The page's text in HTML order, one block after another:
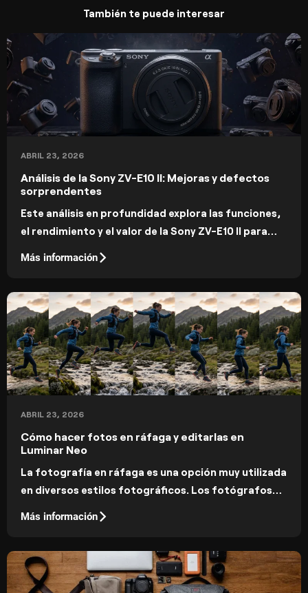
También te puede interesar
ABRIL 23, 2026
Análisis de la Sony ZV-E10 II: Mejoras y defectos
sorprendentes
Este análisis en profundidad explora las funciones,
el rendimiento y el valor de la Sony ZV-E10 II para
Más información
ABRIL 23, 2026
Cómo hacer fotos en ráfaga y editarlas en
Luminar Neo
La fotografía en ráfaga es una opción muy utilizada
en diversos estilos fotográficos. Los fotógrafos
momento perfecto en que se golpea un balón, un
swing. Los fotógrafos callejeros también lo utilizan
para asegurarse de que sus composiciones se
Más información